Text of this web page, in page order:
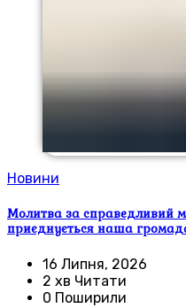
Новини
Молитва за справедливий
приєднується наша
16 Липня, 2026
2 хв Читати
0 Поширили